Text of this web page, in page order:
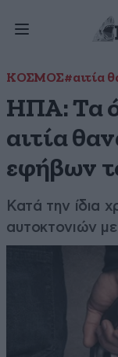
ΚΟΣΜΟΣ#αιτία
ΗΠΑ: Τα
αιτία
εφήβων
Κατά την ίδια
αυτοκτονιών